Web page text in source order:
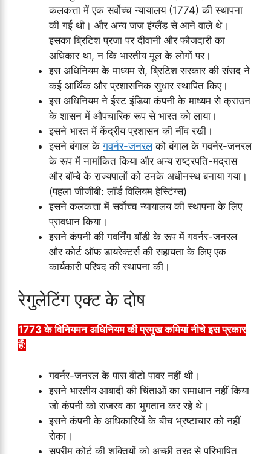
कलकत्ता में एक सर्वोच्च न्यायालय (1774) की स्थापना
की गई थी। और अन्य जज इंग्लैंड से आने वाले थे।
इसका ब्रिटिश प्रजा पर दीवानी और फौजदारी का
अधिकार था, न कि भारतीय मूल के लोगों पर।
इस अधिनियम के माध्यम से, ब्रिटिश सरकार की संसद ने
कई आर्थिक और प्रशासनिक सुधार स्थापित किए।
इस अधिनियम ने ईस्ट इंडिया कंपनी के माध्यम से क्राउन
के शासन में औपचारिक रूप से भारत को लाया।
इसने भारत में केंद्रीय प्रशासन की नींव रखी।
इसने बंगाल केगवर्नर-जनरलको बंगाल के गवर्नर-जनरल
के रूप में नामांकित किया और अन्य राष्ट्रपति-मद्रास
और बॉम्बे के राज्यपालों को उनके अधीनस्थ बनाया गया।
(पहला जीजीबी: लॉर्ड विलियम हेस्टिंग्स)
इसने कलकत्ता में सर्वोच्च न्यायालय की स्थापना के लिए
प्रावधान किया।
इसने कंपनी की गवर्निंग बॉडी के रूप में गवर्नर-जनरल
और कोर्ट ऑफ डायरेक्टर्स की सहायता के लिए एक
कार्यकारी परिषद की स्थापना की।
रेगुलेटिंग एक्ट के दोष
1773 के विनियमन अधिनियम की प्रमुख कमियां नीचे इस प्रकार
हैं:
गवर्नर-जनरल के पास वीटो पावर नहीं थी।
इसने भारतीय आबादी की चिंताओं का समाधान नहीं किया
जो कंपनी को राजस्व का भुगतान कर रहे थे।
इसने कंपनी के अधिकारियों के बीच भ्रष्टाचार को नहीं
रोका।
सुप्रीम कोर्ट की शक्तियों को अच्छी तरह से परिभाषित